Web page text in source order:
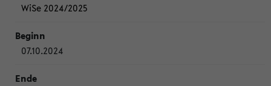
WiSe 2024/2025
07.10.2024